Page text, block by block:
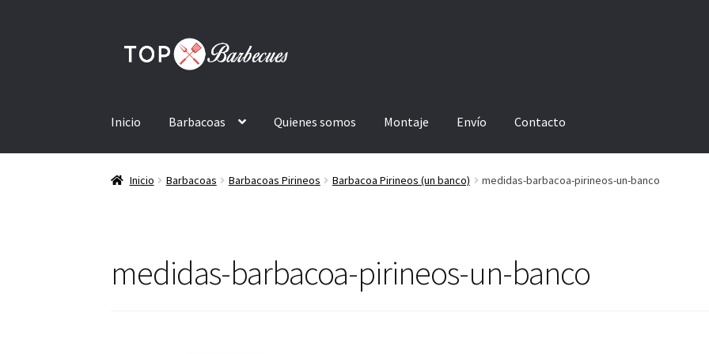
Inicio Barbacoas Quienes somos Montaje Envío Contacto
Inicio Barbacoas Barbacoas Pirineos Barbacoa Pirineos (un banco) medidas-barbacoa-pirineos-un-banco
medidas-barbacoa-pirineos-un-banco